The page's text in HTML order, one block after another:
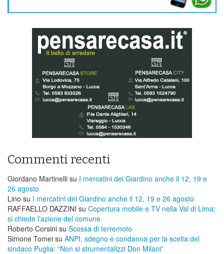
Commenti recenti
Giordano Martinelli su I mercatini del Giardino anche il 12, 19 e
26 agosto
Lino su I mercatini del Giardino anche il 12, 19 e 26 agosto
RAFFAELLO DAZZINI su ​Copertura mobile e TV nella Val di Lima;
si chiede l’azione del comune
Roberto Corsini su Scossa di terremoto
Simone Tomei su ANPI, sdegno e condanna per la scelta del
sindaco Puglia: “Non si strumentalizzi Don Milani”